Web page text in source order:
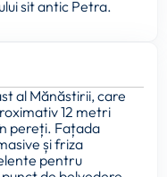
sit antic Petra.
al Mănăstirii, care
12 metri
pereți. Fațada
și friza
pentru